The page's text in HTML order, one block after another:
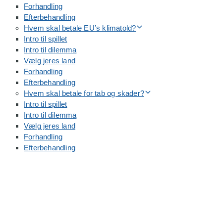
Forhandling
Efterbehandling
Hvem skal betale EU’s klimatold?
Intro til spillet
Intro til dilemma
Vælg jeres land
Forhandling
Efterbehandling
Hvem skal betale for tab og skader?
Intro til spillet
Intro til dilemma
Vælg jeres land
Forhandling
Efterbehandling